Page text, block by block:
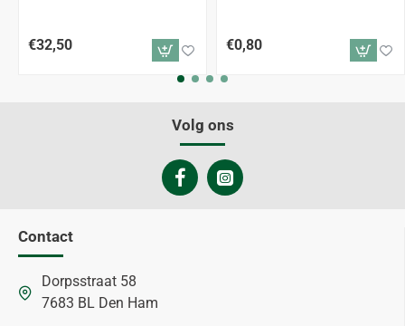
€32,50 €0,80
Volg ons
Contact
Dorpsstraat 58
7683 BL Den Ham